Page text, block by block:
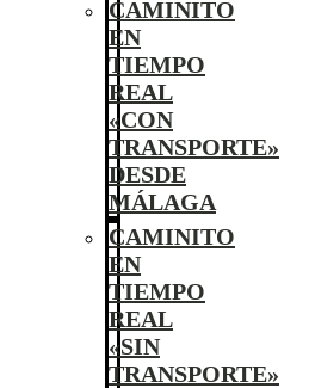
CAMINITO
EN
TIEMPO
REAL
«CON
TRANSPORTE»
DESDE
MÁLAGA
CAMINITO
EN
TIEMPO
REAL
«SIN
TRANSPORTE»